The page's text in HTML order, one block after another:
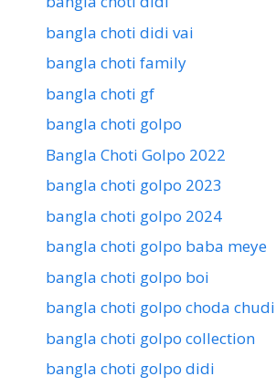
bangla choti didi vai
bangla choti family
bangla choti gf
bangla choti golpo
Bangla Choti Golpo 2022
bangla choti golpo 2023
bangla choti golpo 2024
bangla choti golpo baba meye
bangla choti golpo boi
bangla choti golpo choda chudi
bangla choti golpo collection
bangla choti golpo didi